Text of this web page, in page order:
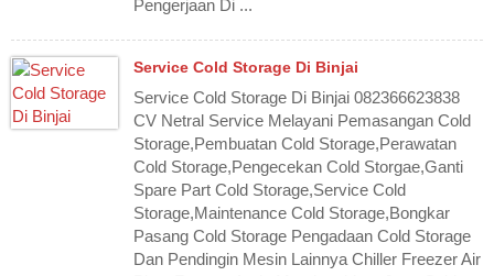
Pengerjaan Di ...
Service Cold Storage Di Binjai
Service Cold Storage Di Binjai 082366623838
CV Netral Service Melayani Pemasangan Cold
Storage,Pembuatan Cold Storage,Perawatan
Cold Storage,Pengecekan Cold Storgae,Ganti
Spare Part Cold Storage,Service Cold
Storage,Maintenance Cold Storage,Bongkar
Pasang Cold Storage Pengadaan Cold Storage
Dan Pendingin Mesin Lainnya Chiller Freezer Air